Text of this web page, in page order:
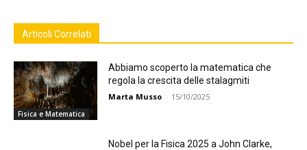
Articoli Correlati
Fisica e Matematica
Abbiamo scoperto la matematica che
regola la crescita delle stalagmiti
Marta Musso - 15/10/2025
Nobel per la Fisica 2025 a John Clarke,